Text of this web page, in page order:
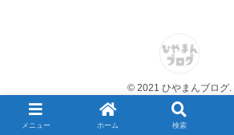
© 2021 ひやまんブログ.
メニュー ホーム 検索